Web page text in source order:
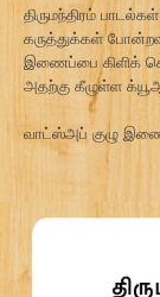
திருமந்திரம்
கருத்துக்கள்
இணைப்பை கிளிக்
அதற்கு கீழுள்ள
வாட்ஸ்அப் குழு